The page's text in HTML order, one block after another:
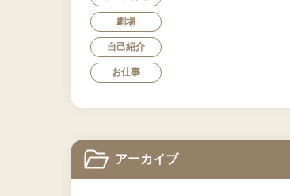
劇場
自己紹介
お仕事
アーカイブ